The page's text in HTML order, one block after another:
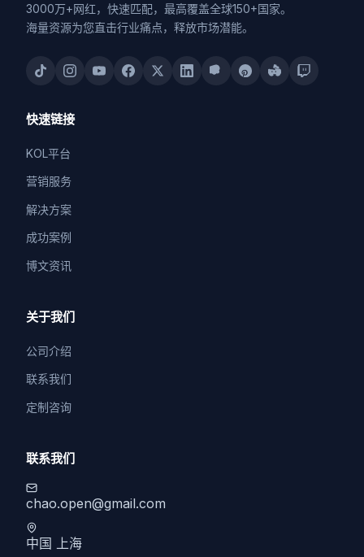
3000万+网红，快速匹配，最高覆盖全球150+国家。
海量资源为您直击行业痛点，释放市场潜能。
快速链接
KOL平台
营销服务
解决方案
成功案例
博文资讯
关于我们
公司介绍
联系我们
定制咨询
联系我们
chao.open@gmail.com
中国 上海